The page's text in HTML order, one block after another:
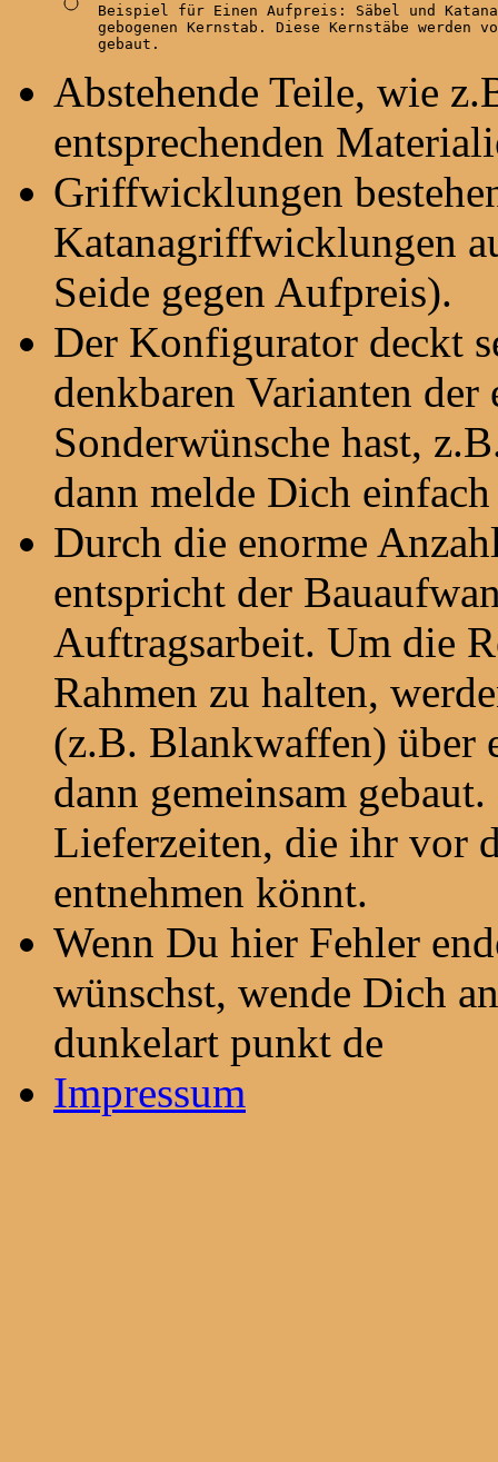
Beispiel für Einen Aufpreis: Säbel und
gebogenen Kernstab. Diese Kernstäbe werden
gebaut.
Abstehende Teile, wie
entsprechenden
Griffwicklungen
Katanagriffwicklungen
Seide gegen Aufpreis).
Der Konfigurator deckt
denkbaren Varianten
Sonderwünsche hast,
dann melde Dich
Durch die enorme
entspricht der
Auftragsarbeit. Um die
Rahmen zu halten,
(z.B. Blankwaffen) über
dann gemeinsam
Lieferzeiten, die ihr vor
entnehmen könnt.
Wenn Du hier Fehler
wünschst, wende Dich
dunkelart punkt de
Impressum